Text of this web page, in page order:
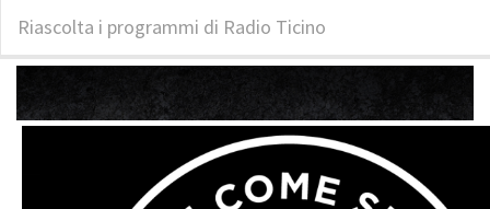
Riascolta i programmi di Radio Ticino